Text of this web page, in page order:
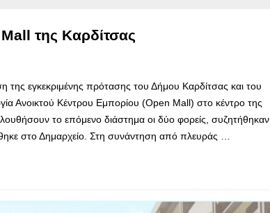
της Καρδίτσας
της εγκεκριμένης πρότασης του Δήμου Καρδίτσας και του
Ανοικτού Κέντρου Εμπορίου (Open Mall) στο κέντρο της
το επόμενο διάστημα οι δύο φορείς, συζητήθηκαν
στο Δημαρχείο. Στη συνάντηση από πλευράς …